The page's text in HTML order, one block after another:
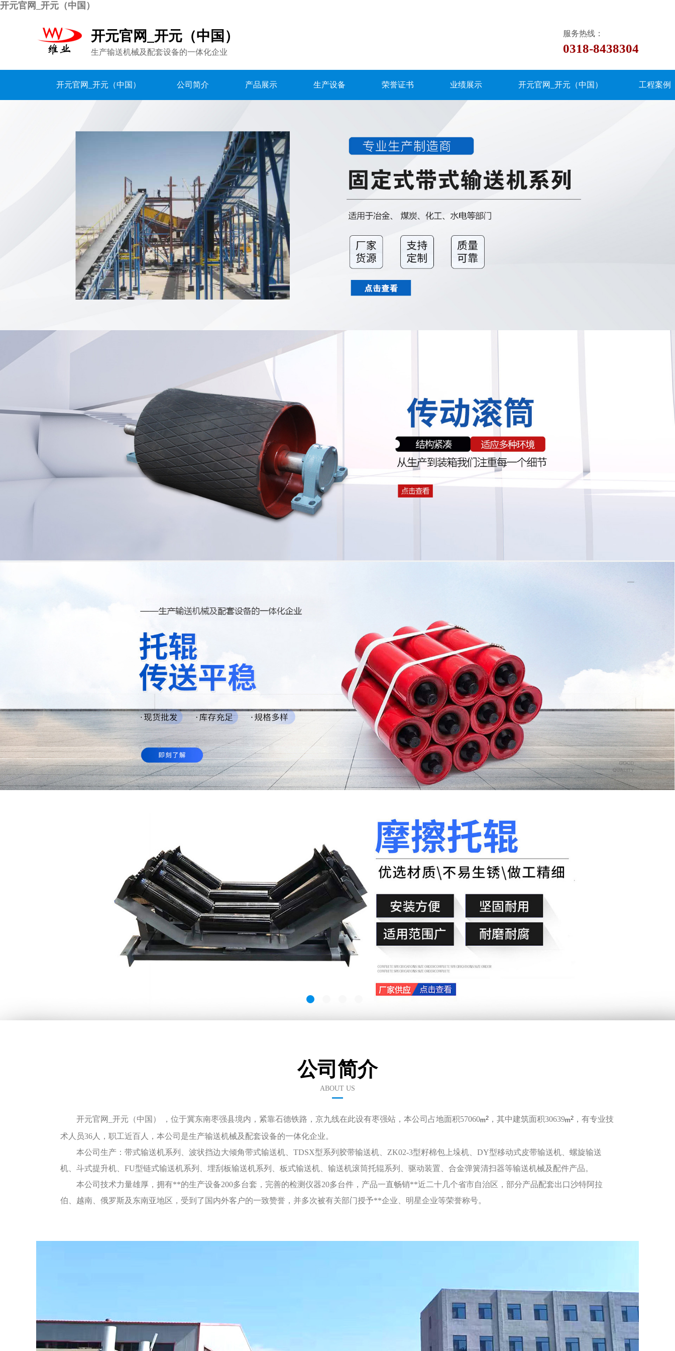
开元官网_开元（中国）
服务热线：
0318-8438304
开元官网_开元（中国）
生产输送机械及配套设备的一体化企业
开元官网_开元（中国） 公司简介 产品展示 生产设备 荣誉证书 业绩展示 开元官网_开元（中国） 工程案例
公司简介
ABOUT US
开元官网_开元（中国） ，位于冀东南枣强县境内，紧靠石德铁路，京九线在此设有枣强站，本公司占地面积57060m2 ，其中建筑面积30639m2 ，有专业技
术人员36人，职工近百人，本公司是生产输送机械及配套设备的一体化企业。
本公司生产：带式输送机系列、波状挡边大倾角带式输送机、TDSX型系列胶带输送机、ZK02-3型籽棉包上垛机、DY型移动式皮带输送机、 螺旋输送
机、斗式提升机、FU型链式输送机系列、埋刮板输送机系列、板式输送机、输送机滚筒托辊系列、驱动装置、合金弹簧清扫器等输送机械及配件产品。
本公司技术力量雄厚，拥有**的生产设备200多台套，完善的检测仪器20多台件，产品一直畅销**近二十几个省市自治区，部分产品配套出口沙特阿拉
伯、越南、俄罗斯及东南亚地区，受到了国内外客户的一致赞誉，并多次被有关部门授予**企业、明星企业等荣誉称号。